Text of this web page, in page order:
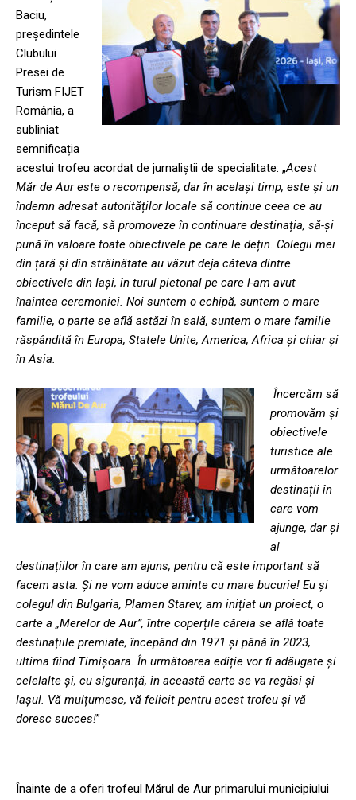
Baciu,
președintele
Clubului
Presei de
Turism FIJET
România, a
subliniat
semnificația
acestui trofeu acordat de jurnaliștii de specialitate: „Acest
Măr de Aur este o recompensă, dar în același timp, este și un
îndemn adresat autorităților locale să continue ceea ce au
început să facă, să promoveze în continuare destinația, să-și
pună în valoare toate obiectivele pe care le dețin. Colegii mei
din țară și din străinătate au văzut deja câteva dintre
obiectivele din Iași, în turul pietonal pe care l-am avut
înaintea ceremoniei. Noi suntem o echipă, suntem o mare
familie, o parte se află astăzi în sală, suntem o mare familie
răspândită în Europa, Statele Unite, America, Africa și chiar și
în Asia.
Încercăm să
promovăm și
obiectivele
turistice ale
următoarelor
destinații în
care vom
ajunge, dar și
al
destinațiilor în care am ajuns, pentru că este important să
facem asta. Și ne vom aduce aminte cu mare bucurie! Eu și
colegul din Bulgaria, Plamen Starev, am inițiat un proiect, o
carte a „Merelor de Aur”, între coperțile căreia se află toate
destinațiile premiate, începând din 1971 și până în 2023,
ultima fiind Timișoara. În următoarea ediție vor fi adăugate și
celelalte și, cu siguranță, în această carte se va regăsi și
Iașul. Vă mulțumesc, vă felicit pentru acest trofeu și vă
doresc succes!”
Înainte de a oferi trofeul Mărul de Aur primarului municipiului